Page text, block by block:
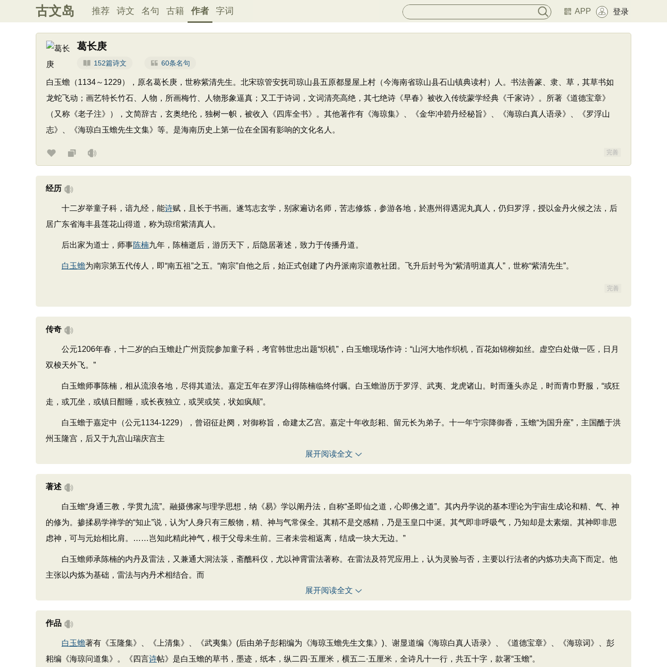
古文岛 推荐 诗文 名句 古籍 作者 字词 APP 登录
葛长庚
152篇诗文 60条名句
白玉蟾（1134～1229），原名葛长庚，世称紫清先生。北宋琼管安抚司琼山县五原都显屋上村（今海南省琼山县石山镇典读村）人。书法善篆、隶、草，其草书如
龙蛇飞动；画艺特长竹石、人物，所画梅竹、人物形象逼真；又工于诗词，文词清亮高绝，其七绝诗《早春》被收入传统蒙学经典《千家诗》。所著《道德宝章》
（又称《老子注》），文简辞古，玄奥绝伦，独树一帜，被收入《四库全书》。其他著作有《海琼集》、《金华冲碧丹经秘旨》、《海琼白真人语录》、《罗浮山
志》、《海琼白玉蟾先生文集》等。是海南历史上第一位在全国有影响的文化名人。
完善
经历
十二岁举童子科，谙九经，能诗赋，且长于书画。遂笃志玄学，别家遍访名师，苦志修炼，参游各地，於惠州得遇泥丸真人，仍归罗浮，授以金丹火候之法，后
居广东省海丰县莲花山得道，称为琼绾紫清真人。
后出家为道士，师事陈楠九年，陈楠逝后，游历天下，后隐居著述，致力于传播丹道。
白玉蟾为南宗第五代传人，即“南五祖”之五。“南宗”自他之后，始正式创建了内丹派南宗道教社团。飞升后封号为“紫清明道真人”，世称“紫清先生”。
完善
传奇
公元1206年春，十二岁的白玉蟾赴广州贡院参加童子科，考官韩世忠出题“织机”，白玉蟾现场作诗：“山河大地作织机，百花如锦柳如丝。虚空白处做一匹，日月
双梭天外飞。”
白玉蟾师事陈楠，相从流浪各地，尽得其道法。嘉定五年在罗浮山得陈楠临终付嘱。白玉蟾游历于罗浮、武夷、龙虎诸山。时而蓬头赤足，时而青巾野服，“或狂
走，或兀坐，或镇日酣睡，或长夜独立，或哭或笑，状如疯颠”。
白玉蟾于嘉定中（公元1134-1229），曾诏征赴阕，对御称旨，命建太乙宫。嘉定十年收彭耜、留元长为弟子。十一年宁宗降御香，玉蟾“为国升座”，主国醮于洪
州玉隆宫，后又于九宫山瑞庆宫主
展开阅读全文
著述
白玉蟾“身通三教，学贯九流”。融摄佛家与理学思想，纳《易》学以阐丹法，自称“圣即仙之道，心即佛之道”。其内丹学说的基本理论为宇宙生成论和精、气、神
的修为。掺揉易学禅学的“知止”说，认为“人身只有三般物，精、神与气常保全。其精不是交感精，乃是玉皇口中涎。其气即非呼吸气，乃知却是太素烟。其神即非思
虑神，可与元始相比肩。……岂知此精此神气，根于父母未生前。三者未尝相返离，结成一块大无边。”
白玉蟾师承陈楠的内丹及雷法，又兼通大洞法箓，斋醮科仪，尤以神霄雷法著称。在雷法及符咒应用上，认为灵验与否，主要以行法者的内炼功夫高下而定。他
主张以内炼为基础，雷法与内丹术相结合。而
展开阅读全文
作品
白玉蟾著有《玉隆集》、《上清集》、《武夷集》(后由弟子彭耜编为《海琼玉蟾先生文集》)、谢显道编《海琼白真人语录》、《道德宝章》、《海琼词》、彭
耜编《海琼问道集》。《四言诗帖》是白玉蟾的草书，墨迹，纸本，纵二四·五厘米，横五二·五厘米，全诗凡十一行，共五十字，款署“玉蟾”。